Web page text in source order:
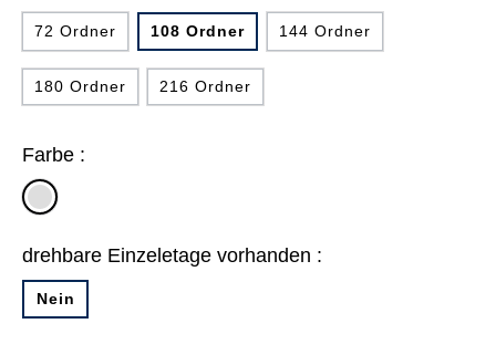
72 Ordner 108 Ordner 144 Ordner
180 Ordner 216 Ordner
Farbe :
lichtgrau
drehbare Einzeletage vorhanden :
Nein